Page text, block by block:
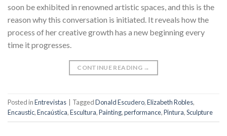
soon be exhibited in renowned artistic spaces, and this is the
reason why this conversation is initiated. It reveals how the
process of her creative growth has a new beginning every
time it progresses.
CONTINUE READING →
Posted inEntrevistas TaggedDonald Escudero,Elizabeth Robles,
Encaustic,Encaústica,Escultura,Painting,performance,Pintura,Sculpture